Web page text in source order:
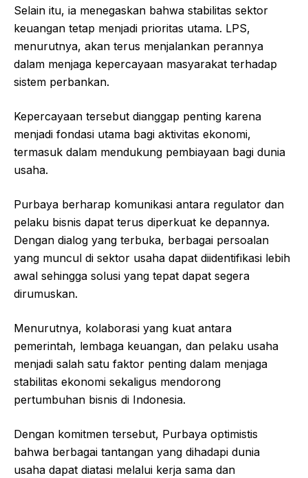
Selain itu, ia menegaskan bahwa stabilitas sektor
keuangan tetap menjadi prioritas utama. LPS,
menurutnya, akan terus menjalankan perannya
dalam menjaga kepercayaan masyarakat terhadap
sistem perbankan.
Kepercayaan tersebut dianggap penting karena
menjadi fondasi utama bagi aktivitas ekonomi,
termasuk dalam mendukung pembiayaan bagi dunia
usaha.
Purbaya berharap komunikasi antara regulator dan
pelaku bisnis dapat terus diperkuat ke depannya.
Dengan dialog yang terbuka, berbagai persoalan
yang muncul di sektor usaha dapat diidentifikasi lebih
awal sehingga solusi yang tepat dapat segera
dirumuskan.
Menurutnya, kolaborasi yang kuat antara
pemerintah, lembaga keuangan, dan pelaku usaha
menjadi salah satu faktor penting dalam menjaga
stabilitas ekonomi sekaligus mendorong
pertumbuhan bisnis di Indonesia.
Dengan komitmen tersebut, Purbaya optimistis
bahwa berbagai tantangan yang dihadapi dunia
usaha dapat diatasi melalui kerja sama dan